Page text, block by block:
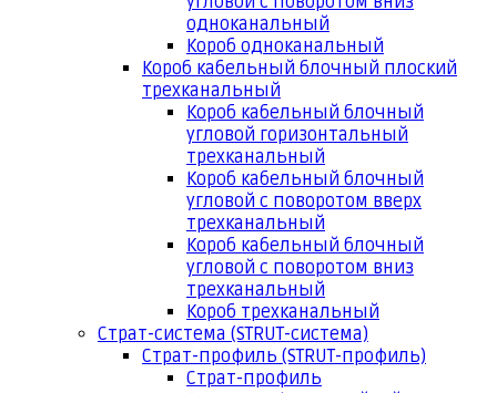
одноканальный
Короб одноканальный
Короб кабельный блочный плоский
трехканальный
Короб кабельный блочный
угловой горизонтальный
трехканальный
Короб кабельный блочный
угловой с поворотом вверх
трехканальный
Короб кабельный блочный
угловой с поворотом вниз
трехканальный
Короб трехканальный
Страт-система (STRUT-система)
Страт-профиль (STRUT-профиль)
Страт-профиль